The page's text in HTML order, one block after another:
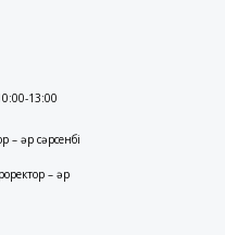
13:00
– әр сәрсенбі
– әр